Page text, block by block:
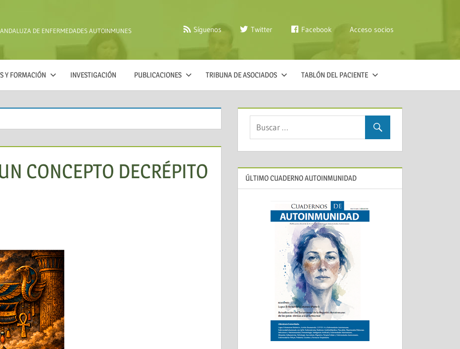
DE ENFERMEDADES AUTOINMUNES Síguenos Twitter Facebook Acceso socios
Y FORMACIÓN INVESTIGACIÓN PUBLICACIONES TRIBUNA DE ASOCIADOS TABLÓN DEL PACIENTE
CONCEPTO DECRÉPITO ÚLTIMO CUADERNO AUTOINMUNIDAD